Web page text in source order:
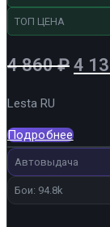
ТОП ЦЕНА
4 860₽
4
860
4
Lesta RU
Подробнее
Автовыдача
Бои: 94.8k